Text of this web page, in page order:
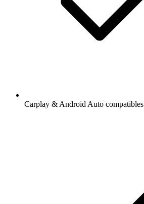
Carplay & Android Auto compatibles